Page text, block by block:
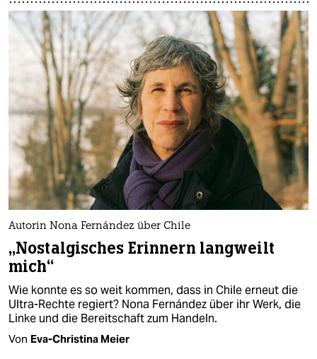
Autorin Nona Fernández über Chile
„Nostalgisches Erinnern langweilt
mich“
Wie konnte es so weit kommen, dass in Chile erneut die
Ultra-Rechte regiert? Nona Fernández über ihr Werk, die
Linke und die Bereitschaft zum Handeln.
Von Eva-Christina Meier